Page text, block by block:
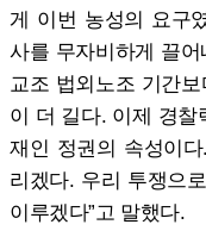
게 이번 농성의 요구
사를 무자비하게 끌어
교조 법외노조 기간
이 더 길다. 이제 경찰
재인 정권의 속성이
리겠다. 우리 투쟁으
이루겠다”고 말했다.